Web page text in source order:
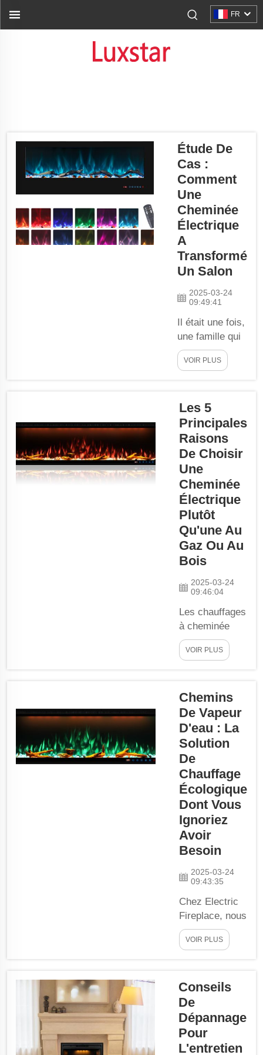
FR
Étude De
Cas :
Comment
Une
Cheminée
Électrique
A
Transformé
Un Salon
2025-03-24
09:49:41
Il était une fois,
une famille qui
souhaitait
transformer son
chaleureux et
accueillant. Ils
avaient donc
envie de
quelque chose
de nouveau et
d'excitant pour
changer leur
intérieur : une
Cheminée
Électrique. Ils
ne savaient pas
que cette petite
addition
salon encore...
VOIR PLUS
Les 5
Principales
Raisons
De Choisir
Une
Cheminée
Électrique
Plutôt
Qu'une Au
Gaz Ou Au
Bois
2025-03-24
09:46:04
Les chauffages
à cheminée
électrique sont
une excellente
pendant les
mois d'hiver. 5
raisons de
choisir une
cheminée
électrique
plutôt qu'une
au gaz ou au
bois
Économisez
sur les
factures de
chauffage Les
cheminées
sont très
efficaces en
termes
d'énergie. Ce
VOIR PLUS
Chemins
De Vapeur
D'eau : La
Solution
De
Chauffage
Écologique
Dont Vous
Ignoriez
Avoir
Besoin
2025-03-24
09:43:35
Chez Electric
Fireplace, nous
sommes
heureux de
option
écologique
pour chauffer
votre maison :
les Cheminées
VOIR PLUS
Conseils
De
Dépannage
Pour
L'entretien